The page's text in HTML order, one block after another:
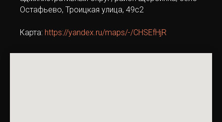
Остафьево, Троицкая улица, 49с2
Карта: https://yandex.ru/maps/-/CHSEfHjR